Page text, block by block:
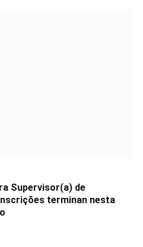
Supervisor(a) de
terminan nesta